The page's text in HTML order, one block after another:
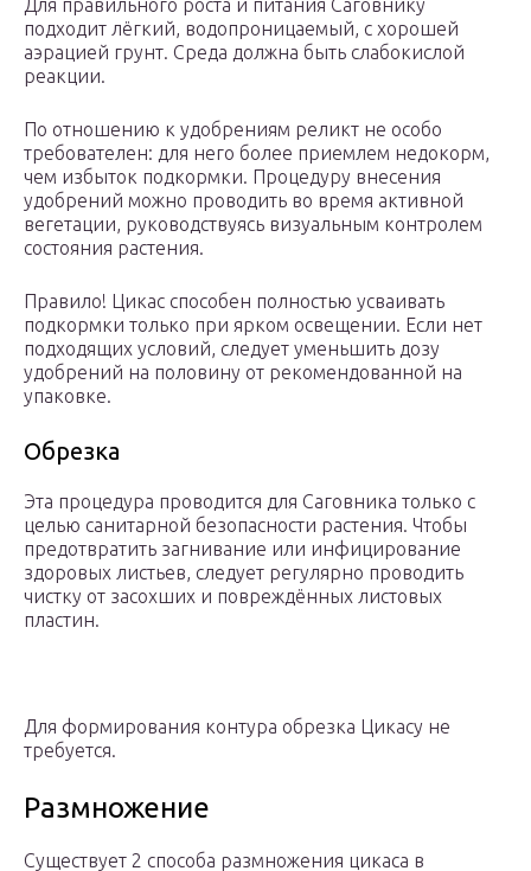
Для правильного роста и питания Саговнику
подходит лёгкий, водопроницаемый, с хорошей
аэрацией грунт. Среда должна быть слабокислой
реакции.
По отношению к удобрениям реликт не особо
требователен: для него более приемлем недокорм,
чем избыток подкормки. Процедуру внесения
удобрений можно проводить во время активной
вегетации, руководствуясь визуальным контролем
состояния растения.
Правило! Цикас способен полностью усваивать
подкормки только при ярком освещении. Если нет
подходящих условий, следует уменьшить дозу
удобрений на половину от рекомендованной на
упаковке.
Обрезка
Эта процедура проводится для Саговника только с
целью санитарной безопасности растения. Чтобы
предотвратить загнивание или инфицирование
здоровых листьев, следует регулярно проводить
чистку от засохших и повреждённых листовых
пластин.
Для формирования контура обрезка Цикасу не
требуется.
Размножение
Существует 2 способа размножения цикаса в